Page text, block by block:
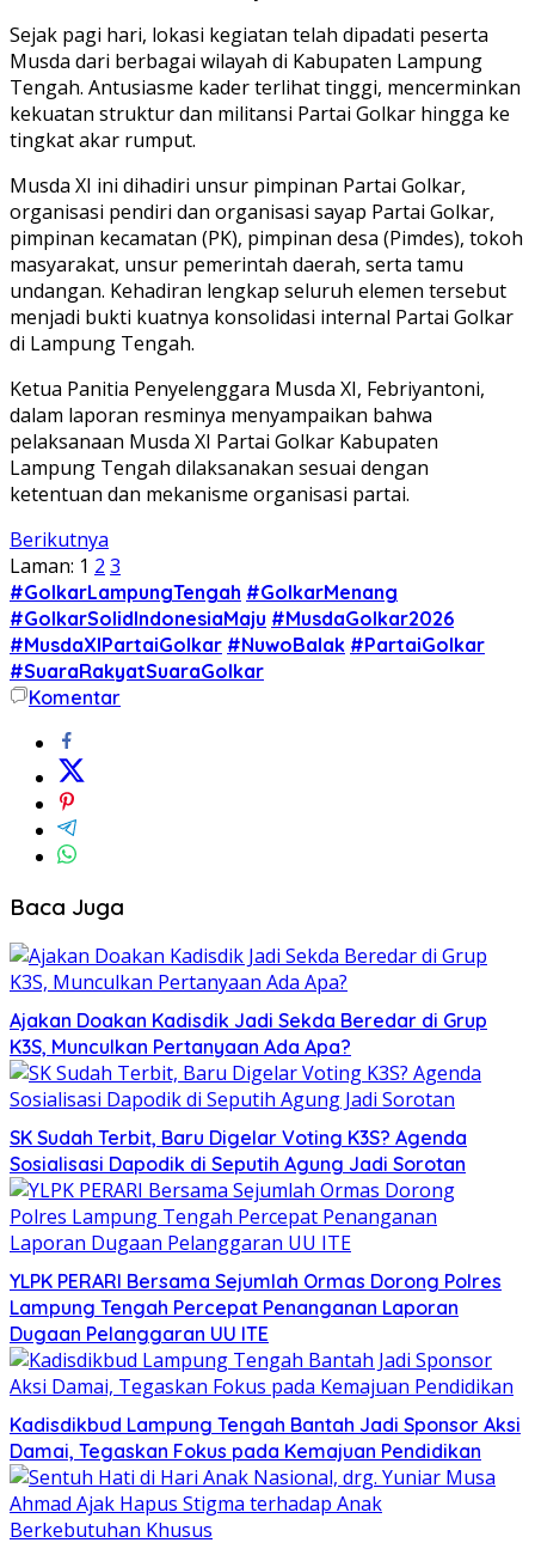
Sejak pagi hari, lokasi kegiatan telah dipadati peserta
Musda dari berbagai wilayah di Kabupaten Lampung
Tengah. Antusiasme kader terlihat tinggi, mencerminkan
kekuatan struktur dan militansi Partai Golkar hingga ke
tingkat akar rumput.
Musda XI ini dihadiri unsur pimpinan Partai Golkar,
organisasi pendiri dan organisasi sayap Partai Golkar,
pimpinan kecamatan (PK), pimpinan desa (Pimdes), tokoh
masyarakat, unsur pemerintah daerah, serta tamu
undangan. Kehadiran lengkap seluruh elemen tersebut
menjadi bukti kuatnya konsolidasi internal Partai Golkar
di Lampung Tengah.
Ketua Panitia Penyelenggara Musda XI, Febriyantoni,
dalam laporan resminya menyampaikan bahwa
pelaksanaan Musda XI Partai Golkar Kabupaten
Lampung Tengah dilaksanakan sesuai dengan
ketentuan dan mekanisme organisasi partai.
Berikutnya
Laman: 1 2 3
#GolkarLampungTengah #GolkarMenang
#GolkarSolidIndonesiaMaju #MusdaGolkar2026
#MusdaXIPartaiGolkar #NuwoBalak #PartaiGolkar
#SuaraRakyatSuaraGolkar
Komentar
Baca Juga
Ajakan Doakan Kadisdik Jadi Sekda Beredar di Grup
K3S, Munculkan Pertanyaan Ada Apa?
SK Sudah Terbit, Baru Digelar Voting K3S? Agenda
Sosialisasi Dapodik di Seputih Agung Jadi Sorotan
YLPK PERARI Bersama Sejumlah Ormas Dorong Polres
Lampung Tengah Percepat Penanganan Laporan
Dugaan Pelanggaran UU ITE
Kadisdikbud Lampung Tengah Bantah Jadi Sponsor Aksi
Damai, Tegaskan Fokus pada Kemajuan Pendidikan